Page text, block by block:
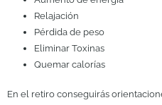
Relajación
Pérdida de peso
Eliminar Toxinas
Quemar calorías
En el retiro conseguirás